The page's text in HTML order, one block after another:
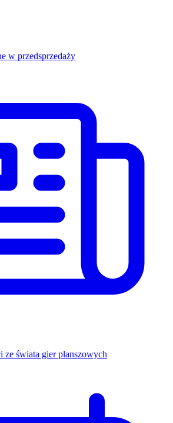
w przedsprzedaży
ze świata gier planszowych